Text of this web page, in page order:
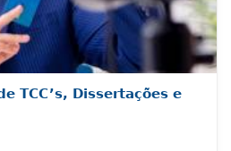
TCC’s, Dissertações e